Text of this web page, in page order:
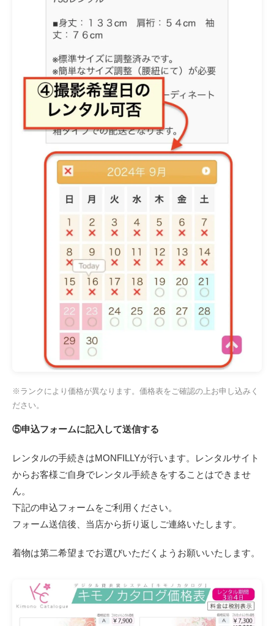
※ランクにより価格が異なります。価格表をご確認の上お申し込みく
ださい。
⑤申込フォームに記入して送信する
レンタルの手続きはMONFILLYが行います。レンタルサイト
からお客様ご自身でレンタル手続きをすることはできませ
ん。
下記の申込フォームをご利用ください。
フォーム送信後、当店から折り返しご連絡いたします。
着物は第二希望までお選びいただくようお願いいたします。